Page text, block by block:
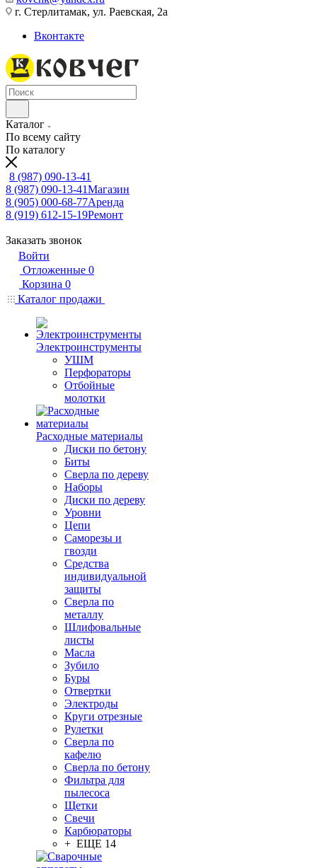
г. Стерлитамак, ул. Раевская, 2а
Вконтакте
Каталог
По всему сайту
По каталогу
8 (987) 090-13-41
8 (987) 090-13-41Магазин
8 (905) 000-68-77Аренда
8 (919) 612-15-19Ремонт
Заказать звонок
Войти
Отложенные 0
Корзина 0
Каталог продажи
Электроинструменты
УШМ
Перфораторы
Отбойные
молотки
Расходные материалы
Диски по бетону
Биты
Сверла по дереву
Наборы
Диски по дереву
Уровни
Цепи
Саморезы и
гвозди
Средства
индивидуальной
защиты
Сверла по
металлу
Шлифовальные
листы
Масла
Зубило
Буры
Отвертки
Электроды
Круги отрезные
Рулетки
Сверла по
кафелю
Сверла по бетону
Фильтра для
пылесоса
Щетки
Свечи
Карбюраторы
+ ЕЩЕ 14